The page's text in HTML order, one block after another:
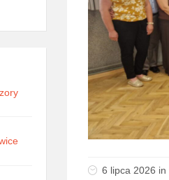
6 lipca 2026 in